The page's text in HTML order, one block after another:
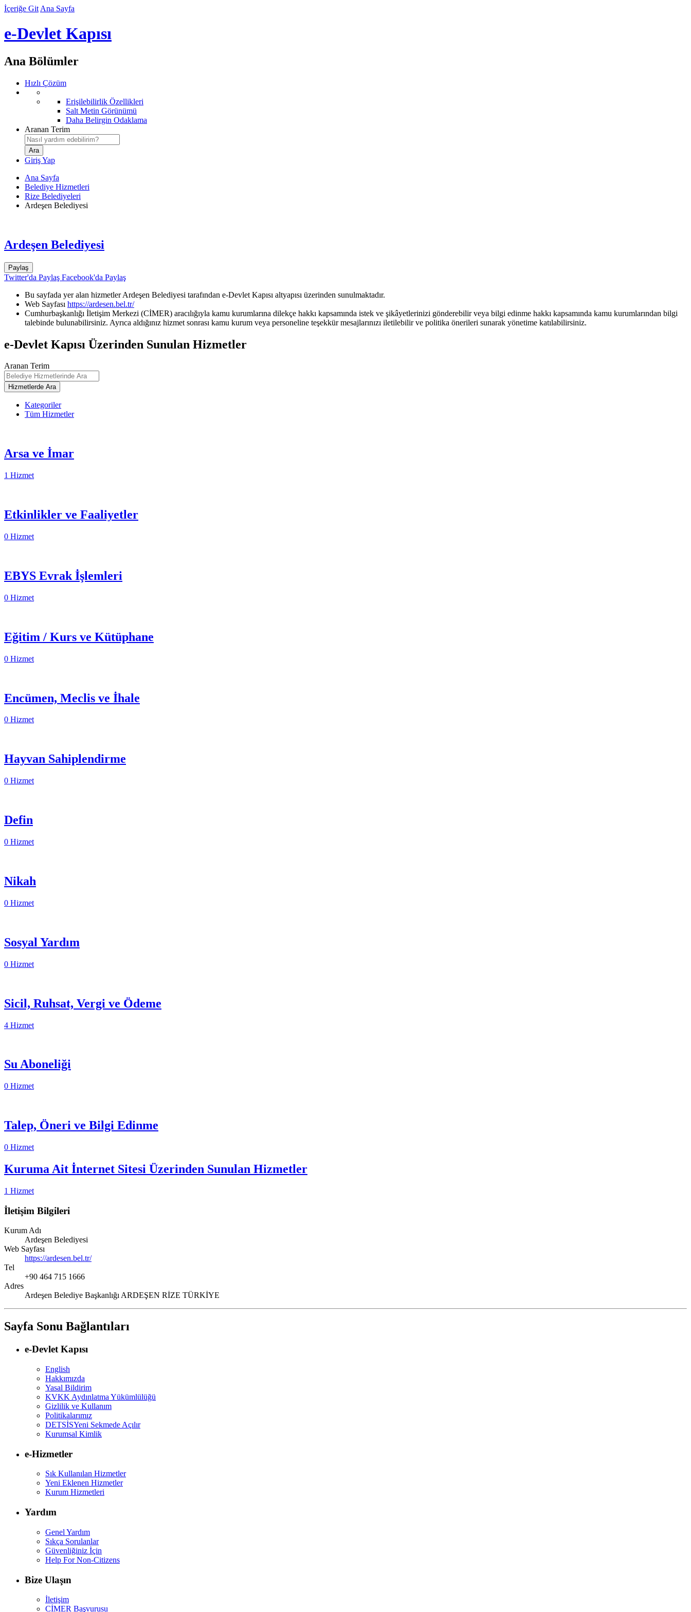
İçeriğe Git Ana Sayfa
e-Devlet Kapısı
Ana Bölümler
Hızlı Çözüm
Erişilebilirlik Özellikleri
Salt Metin Görünümü
Daha Belirgin Odaklama
Aranan Terim
Giriş Yap
Ana Sayfa
Belediye Hizmetleri
Rize Belediyeleri
Ardeşen Belediyesi
Ardeşen Belediyesi
Paylaş
Twitter'da Paylaş Facebook'da Paylaş
Bu sayfada yer alan hizmetler Ardeşen Belediyesi tarafından e-Devlet Kapısı altyapısı üzerinden sunulmaktadır.
Web Sayfası https://ardesen.bel.tr/
Cumhurbaşkanlığı İletişim Merkezi (CİMER) aracılığıyla kamu kurumlarına dilekçe hakkı kapsamında istek ve şikâyetlerinizi gönderebilir veya bilgi edinme hakkı kapsamında kamu kurumlarından bilgi
talebinde bulunabilirsiniz. Ayrıca aldığınız hizmet sonrası kamu kurum veya personeline teşekkür mesajlarınızı iletilebilir ve politika önerileri sunarak yönetime katılabilirsiniz.
e-Devlet Kapısı Üzerinden Sunulan Hizmetler
Aranan Terim
Kategoriler
Tüm Hizmetler
Arsa ve İmar
1 Hizmet
Etkinlikler ve Faaliyetler
0 Hizmet
EBYS Evrak İşlemleri
0 Hizmet
Eğitim / Kurs ve Kütüphane
0 Hizmet
Encümen, Meclis ve İhale
0 Hizmet
Hayvan Sahiplendirme
0 Hizmet
Defin
0 Hizmet
Nikah
0 Hizmet
Sosyal Yardım
0 Hizmet
Sicil, Ruhsat, Vergi ve Ödeme
4 Hizmet
Su Aboneliği
0 Hizmet
Talep, Öneri ve Bilgi Edinme
0 Hizmet
Kuruma Ait İnternet Sitesi Üzerinden Sunulan Hizmetler
1 Hizmet
İletişim Bilgileri
Kurum Adı
Ardeşen Belediyesi
Web Sayfası
https://ardesen.bel.tr/
Tel
+90 464 715 1666
Adres
Ardeşen Belediye Başkanlığı ARDEŞEN RİZE TÜRKİYE
Sayfa Sonu Bağlantıları
e-Devlet Kapısı
English
Hakkımızda
Yasal Bildirim
KVKK Aydınlatma Yükümlülüğü
Gizlilik ve Kullanım
Politikalarımız
DETSİSYeni Sekmede Açılır
Kurumsal Kimlik
e-Hizmetler
Sık Kullanılan Hizmetler
Yeni Eklenen Hizmetler
Kurum Hizmetleri
Yardım
Genel Yardım
Sıkça Sorulanlar
Güvenliğiniz İçin
Help For Non-Citizens
Bize Ulaşın
İletişim
CİMER Başvurusu